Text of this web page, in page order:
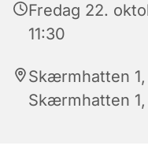
Fredag 22.
11:30
Skærmhatten
Skærmhatten